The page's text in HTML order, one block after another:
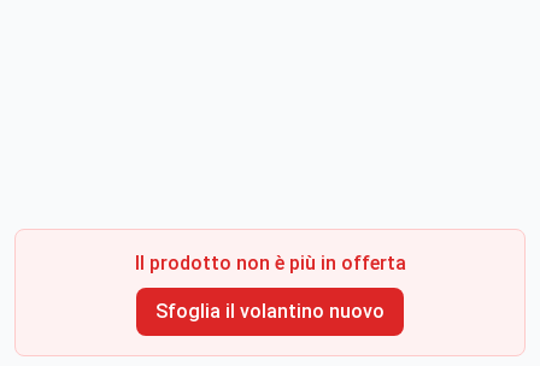
Il prodotto non è più in offerta
Sfoglia il volantino nuovo